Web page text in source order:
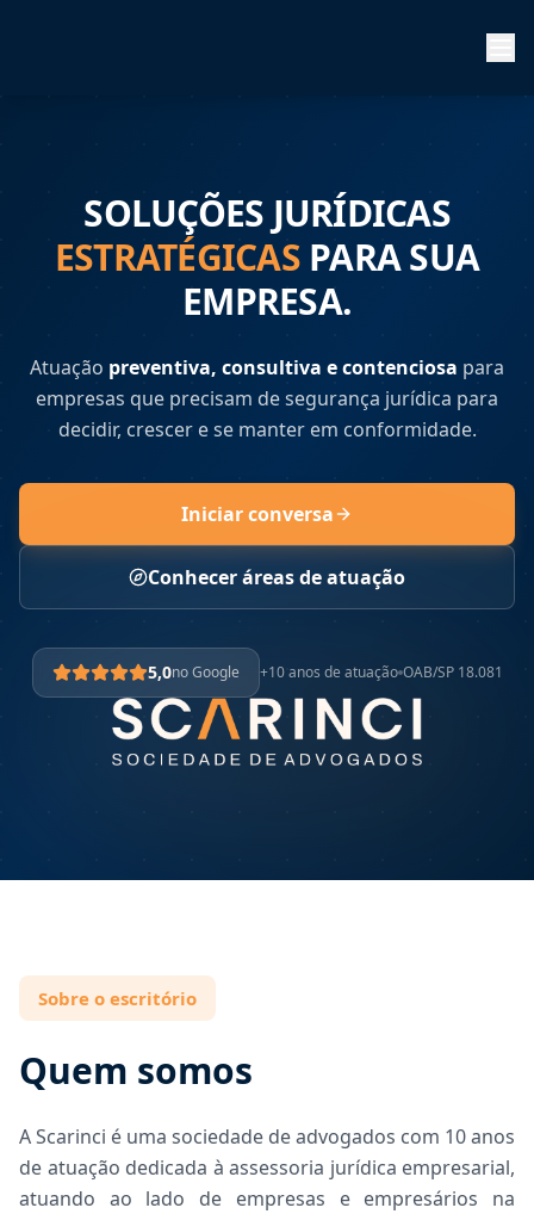
SOLUÇÕES JURÍDICAS
ESTRATÉGICAS PARA SUA
EMPRESA.
Atuação preventiva, consultiva e contenciosa para
empresas que precisam de segurança jurídica para
decidir, crescer e se manter em conformidade.
Iniciar conversa
Conhecer áreas de atuação
5,0no Google +10 anos de atuação OAB/SP 18.081
Sobre o escritório
Quem somos
A Scarinci é uma sociedade de advogados com 10 anos
de atuação dedicada à assessoria jurídica empresarial,
atuando ao lado de empresas e empresários na